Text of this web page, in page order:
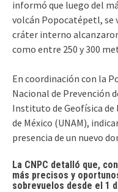
informó que luego del
volcán Popocatépetl, se
cráter interno
como entre 250 y 300
En coordinación con la
Nacional de Prevención
Instituto de Geofísica de
de México (UNAM),
presencia de un nuevo
La CNPC detalló que,
más precisos y
sobrevuelos desde el 1